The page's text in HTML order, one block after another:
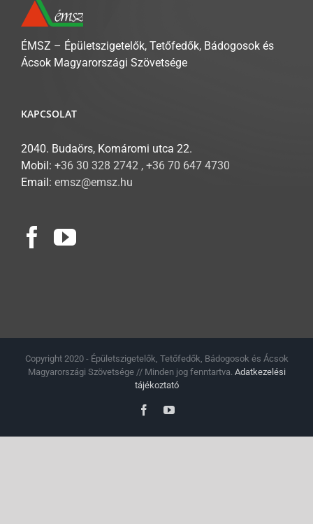
ÉMSZ – Épületszigetelők, Tetőfedők, Bádogosok és
Ácsok Magyarországi Szövetsége
KAPCSOLAT
2040. Budaörs, Komáromi utca 22.
Mobil: +36 30 328 2742 , +36 70 647 4730
Email: emsz@emsz.hu
Copyright 2020 - Épületszigetelők, Tetőfedők, Bádogosok és Ácsok
Magyarországi Szövetsége // Minden jog fenntartva. Adatkezelési
tájékoztató
FacebookYouTube